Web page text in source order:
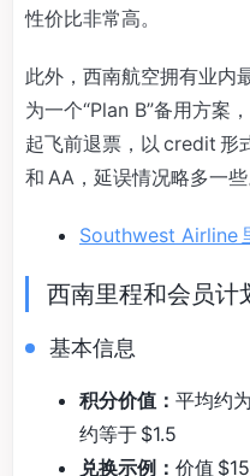
性价比非常高。
此外，西南航空拥有业内
为一个“Plan B”备用方案
起飞前退票，以 credit 形
和 AA，延误情况略多一些
Southwest Airline
西南里程和会员计
基本信息
积分价值： 平均约
约等于 $1.5
兑换示例： 价值